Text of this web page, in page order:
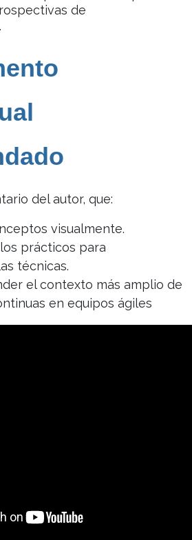
de
del autor, que:
visualmente.
prácticos para
técnicas.
el contexto más amplio de
en equipos ágiles